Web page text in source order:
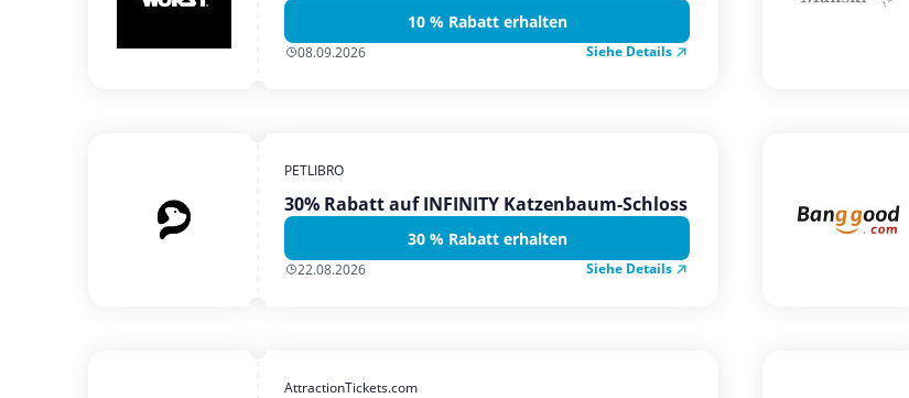
10 % Rabatt erhalten
08.09.2026 Siehe Details
PETLIBRO
30% Rabatt auf INFINITY Katzenbaum-Schloss
30 % Rabatt erhalten
22.08.2026 Siehe Details
AttractionTickets.com